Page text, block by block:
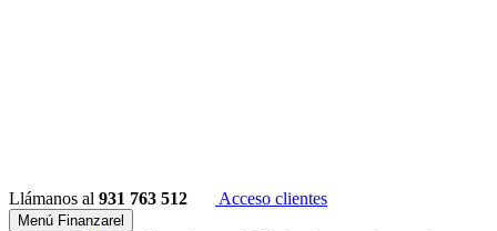
Llámanos al 931 763 512 Acceso clientes
Menú Finanzarel